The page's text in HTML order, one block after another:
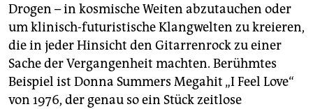
Drogen – in kosmische Weiten abzutauchen oder
um klinisch-futuristische Klangwelten zu kreieren,
die in jeder Hinsicht den Gitarrenrock zu einer
Sache der Vergangenheit machten. Berühmtes
Beispiel ist Donna Summers Megahit „I Feel Love“
von 1976, der genau so ein Stück zeitlose